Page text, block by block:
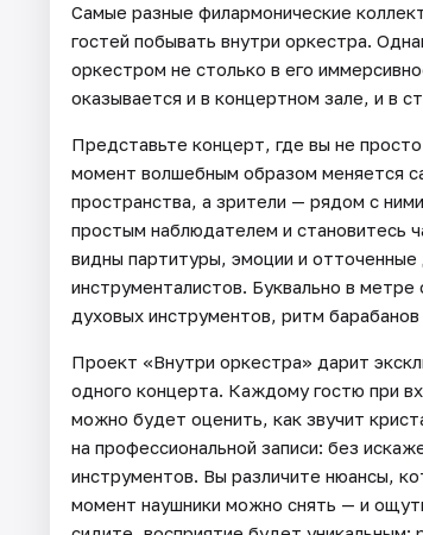
Самые разные филармонические
гостей побывать внутри оркестра.
оркестром не столько в его
оказывается и в концертном зале, и в
Представьте концерт, где вы не
момент волшебным образом меняется
пространства, а зрители — рядом с
простым наблюдателем и становитесь
видны партитуры, эмоции и
инструменталистов. Буквально в
духовых инструментов, ритм
Проект «Внутри оркестра» дарит
одного концерта. Каждому гостю при
можно будет оценить, как звучит
на профессиональной записи: без
инструментов. Вы различите нюансы,
момент наушники можно снять — и